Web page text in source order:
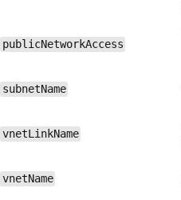
publicNetworkAccess
subnetName
vnetLinkName
vnetName